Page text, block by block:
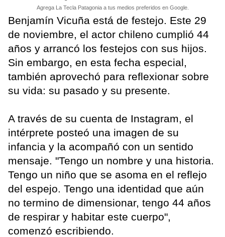
Agrega La Tecla Patagonia a tus medios preferidos en Google.
Benjamín Vicuña está de festejo. Este 29
de noviembre, el actor chileno cumplió 44
años y arrancó los festejos con sus hijos.
Sin embargo, en esta fecha especial,
también aprovechó para reflexionar sobre
su vida: su pasado y su presente.
A través de su cuenta de Instagram, el
intérprete posteó una imagen de su
infancia y la acompañó con un sentido
mensaje. "Tengo un nombre y una historia.
Tengo un niño que se asoma en el reflejo
del espejo. Tengo una identidad que aún
no termino de dimensionar, tengo 44 años
de respirar y habitar este cuerpo",
comenzó escribiendo.